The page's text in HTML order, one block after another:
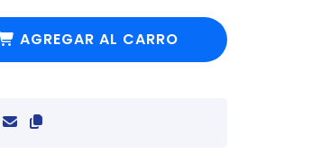
AGREGAR AL CARRO